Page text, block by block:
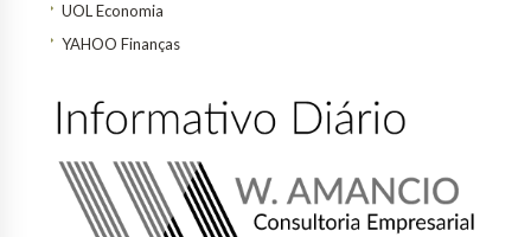
UOL Economia
YAHOO Finanças